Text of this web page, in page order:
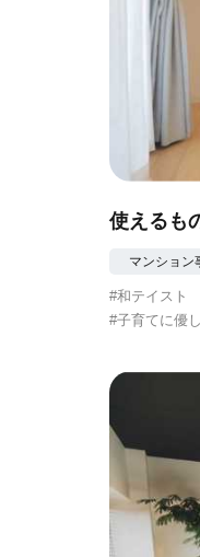
使えるも
マンション
#和テイスト
#子育てに優